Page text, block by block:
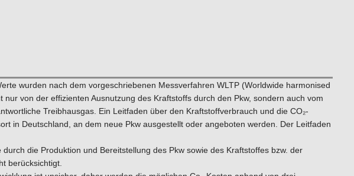
wurden nach dem vorgeschriebenen Messverfahren WLTP (Worldwide harmonised
von der effizienten Ausnutzung des Kraftstoffs durch den Pkw, sondern auch vom
Treibhausgas. Ein Leitfaden über den Kraftstoffverbrauch und die CO₂-
in Deutschland, an dem neue Pkw ausgestellt oder angeboten werden. Der Leitfaden
die Produktion und Bereitstellung des Pkw sowie des Kraftstoffes bzw. der
berücksichtigt.